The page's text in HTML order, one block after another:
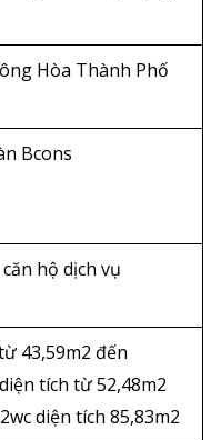
Hòa Thành Phố
Bcons
hộ dịch vụ
43,59m2 đến
tích từ 52,48m2
diện tích 85,83m2